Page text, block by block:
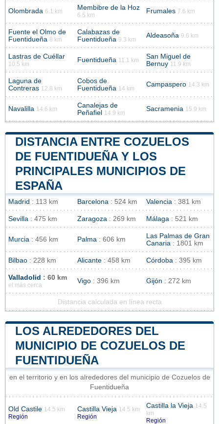
Olombrada 6.1 km Membibre de la Hoz
6.5 km
Frumales 7.6 km
Fuente el Olmo de
Fuentidueña 8 km
Calabazas de
Fuentidueña 9.3 km
Aldeasoña 9.6 km
Lastras de Cuéllar
10.5 km
Fuentidueña 11.1 km
San Miguel de
Bernuy 11.9 km
Laguna de
Contreras 12.8 km
Cobos de
Fuentidueña 14 km
Campaspero 14.3 km
Navalilla 14.6 km
Canalejas de
Peñafiel
14.9 km
Sacramenia 15.9 km
DISTANCIA ENTRE COZUELOS
DE FUENTIDUEÑA Y LOS
PRINCIPALES MUNICIPIOS DE
ESPAÑA
Madrid : 113 km Barcelona : 524 km Valencia : 381 km
Sevilla : 475 km Zaragoza : 269 km Málaga : 521 km
Murcia : 456 km Palma : 606 km
Las Palmas de Gran
Canaria : 1801 km
Bilbao : 228 km Alicante : 458 km Córdoba : 395 km
Valladolid : 60 km
el más cerca
Vigo : 396 km Gijón : 272 km
Distancia calculada en línea recta
LOS ALREDEDORES DEL
MUNICIPIO DE COZUELOS DE
FUENTIDUEÑA
en el territorio y en los alrededores del municipio de Cozuelos de
Fuentidueña
Old Castile 14.5 km
Región
Castilla Vieja 14.5 km
Región
Castilla la Vieja 14.5
km
Región